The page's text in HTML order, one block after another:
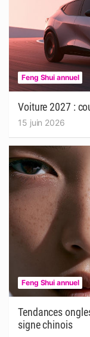
Feng Shui annuel
Voiture 2027 :
15 juin 2026
Feng Shui annuel
Tendances
signe chinois